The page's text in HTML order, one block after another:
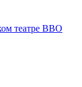
театре ВВО